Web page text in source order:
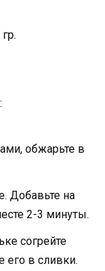
обжарьте в
Добавьте на
2-3 минуты.
согрейте
его в сливки.